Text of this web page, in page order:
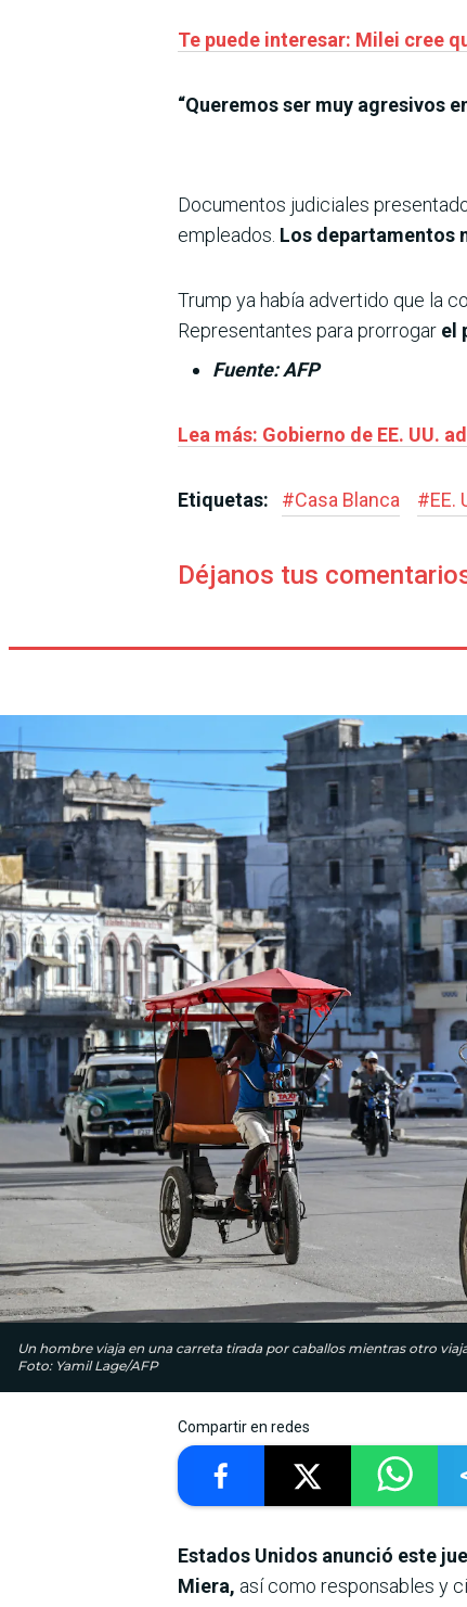
Te puede interesar: Milei cree
“Queremos ser muy agresivos
Documentos judiciales
empleados. Los departamentos
Trump ya había advertido que la
Representantes para prorrogar el
Fuente: AFP
Lea más: Gobierno de EE. UU.
Etiquetas: #Casa Blanca #EE.
Déjanos tus
Un hombre viaja en una carreta tirada por caballos mientras otro
Foto: Yamil Lage/AFP
Compartir en redes
Estados Unidos anunció este
Miera, así como responsables y